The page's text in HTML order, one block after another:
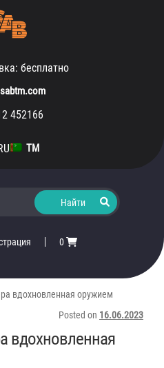
бесплатно
452166
TM
0
вдохновленная оружием
Posted on 16.06.2023
вдохновленная